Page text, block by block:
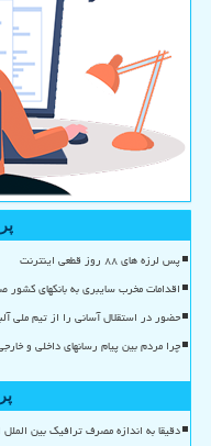
پس لرزه های ۸۸ روز قطعی اینترنت
اقدامات مخرب سایبری به بانکهای
حضور در استقلال آسانی را از تیم ملی
چرا مردم بین پیام رسانهای داخلی و
دقیقا به اندازه مصرف ترافیک بین